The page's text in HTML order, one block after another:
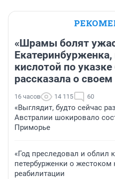
«Шрамы болят
кислотой по
рассказала о
16 часов 14 115 60
«Выглядит, будто сейчас
Австралии шокировало
Приморье
«Год преследовал и облил
петербурженки о жестоком
реабилитации